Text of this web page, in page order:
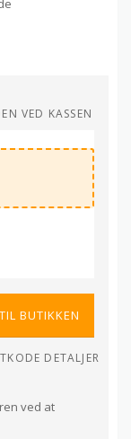
VED KASSEN
BUTIKKEN
DETALJER
ved at